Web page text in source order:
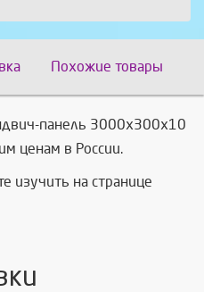
Похожие товары
панель 3000х300х10
ценам в России.
изучить на странице